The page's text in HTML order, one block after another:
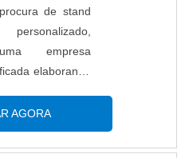
de stand
empresa
elaborando
do segmento
sofisticação e
em um só
AGORA